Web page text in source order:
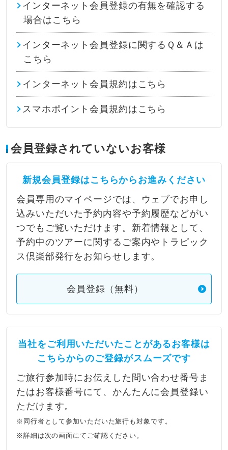
インターネット会員登録の有無を確認する
場合はこちら
インターネット会員登録に関するＱ＆Ａは
こちら
インターネット会員規約はこちら
スマホポイント会員規約はこちら
会員登録されていないお客様
新規会員登録はこちらからお進みください
会員専用のマイページでは、ウェブでお申し
込みいただいた予約内容や予約履歴などがい
つでもご覧いただけます。新着情報として、
予約中のツアーに関するご案内やトラピック
ス倶楽部発行をお知らせします。
会員登録（無料）
当社をご利用いただいたことがあるお客様は
こちらからのご登録がスムーズです
ご旅行参加時にお伝えした問い合わせ番号ま
たはお客様番号にて、かんたんに会員登録い
ただけます。
※同行者として参加いただいた旅行も対象です。
※詳細は次の画面にてご確認ください。